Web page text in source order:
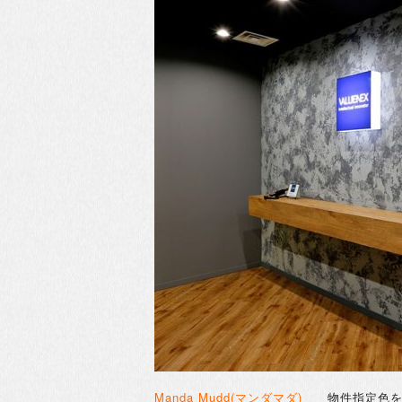
Manda Mudd(マンダマダ) 物件指定色を